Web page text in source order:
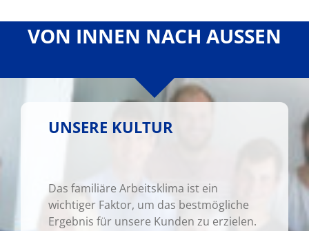
VON INNEN NACH AUSSEN
UNSERE KULTUR
Das familiäre Arbeitsklima ist ein
wichtiger Faktor, um das bestmögliche
Ergebnis für unsere Kunden zu erzielen.